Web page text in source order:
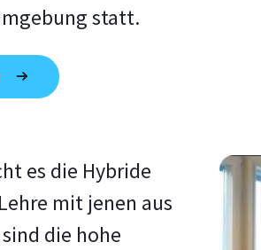
statt.
es die Hybride
mit jenen aus
die hohe